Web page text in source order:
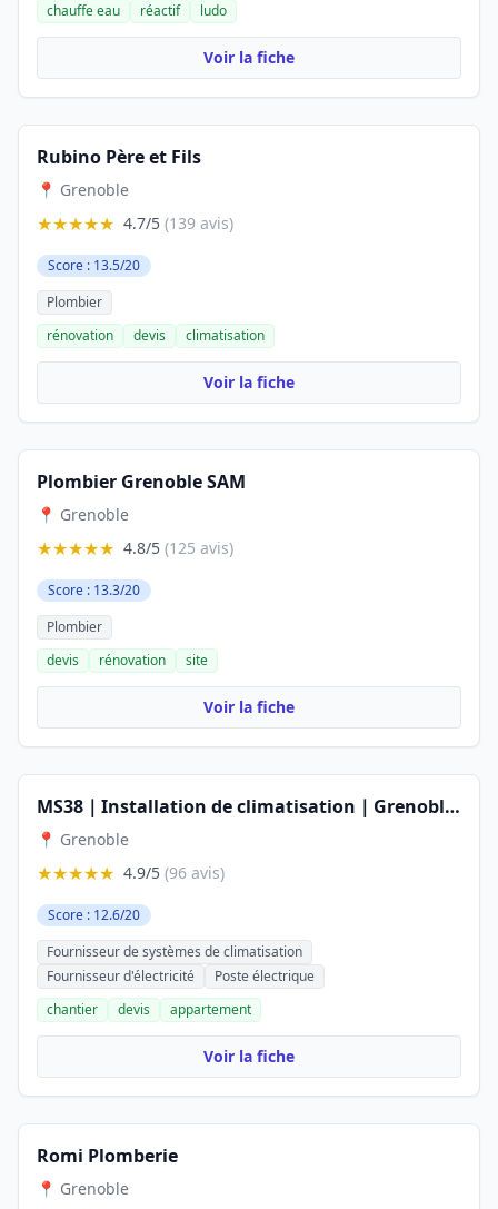
chauffe eau
réactif ludo
Voir la fiche
Rubino Père et Fils
📍 Grenoble
★★★★★ 4.7/5 (139 avis)
Score : 13.5/20
Plombier
rénovation
devis climatisation
Voir la fiche
Plombier Grenoble SAM
📍 Grenoble
★★★★★ 4.8/5 (125 avis)
Score : 13.3/20
Plombier
devis
rénovation site
Voir la fiche
MS38｜Installation de climatisation｜Grenoble & Agglomération
📍 Grenoble
★★★★★ 4.9/5 (96 avis)
Score : 12.6/20
Fournisseur de systèmes de climatisation
Fournisseur d'électricité
Poste électrique
chantier
devis appartement
Voir la fiche
Romi Plomberie
📍 Grenoble